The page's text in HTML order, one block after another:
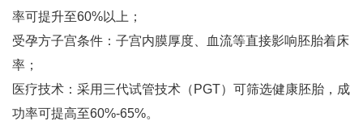
率可提升至60%以上‌；
受孕方子宫条件‌：子宫内膜厚度、血流等直接影响胚胎着床
率‌；
医疗技术‌：采用三代试管技术（PGT）可筛选健康胚胎，成
功率可提高至60%-65%‌。